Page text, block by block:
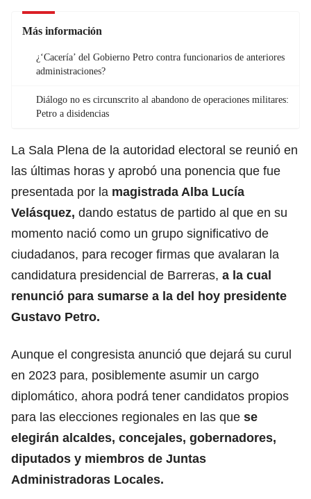
Más información
¿‘Cacería’ del Gobierno Petro contra funcionarios de anteriores
administraciones?
Diálogo no es circunscrito al abandono de operaciones militares:
Petro a disidencias
La Sala Plena de la autoridad electoral se reunió en
las últimas horas y aprobó una ponencia que fue
presentada por la magistrada Alba Lucía
Velásquez, dando estatus de partido al que en su
momento nació como un grupo significativo de
ciudadanos, para recoger firmas que avalaran la
candidatura presidencial de Barreras, a la cual
renunció para sumarse a la del hoy presidente
Gustavo Petro.
Aunque el congresista anunció que dejará su curul
en 2023 para, posiblemente asumir un cargo
diplomático, ahora podrá tener candidatos propios
para las elecciones regionales en las que se
elegirán alcaldes, concejales, gobernadores,
diputados y miembros de Juntas
Administradoras Locales.